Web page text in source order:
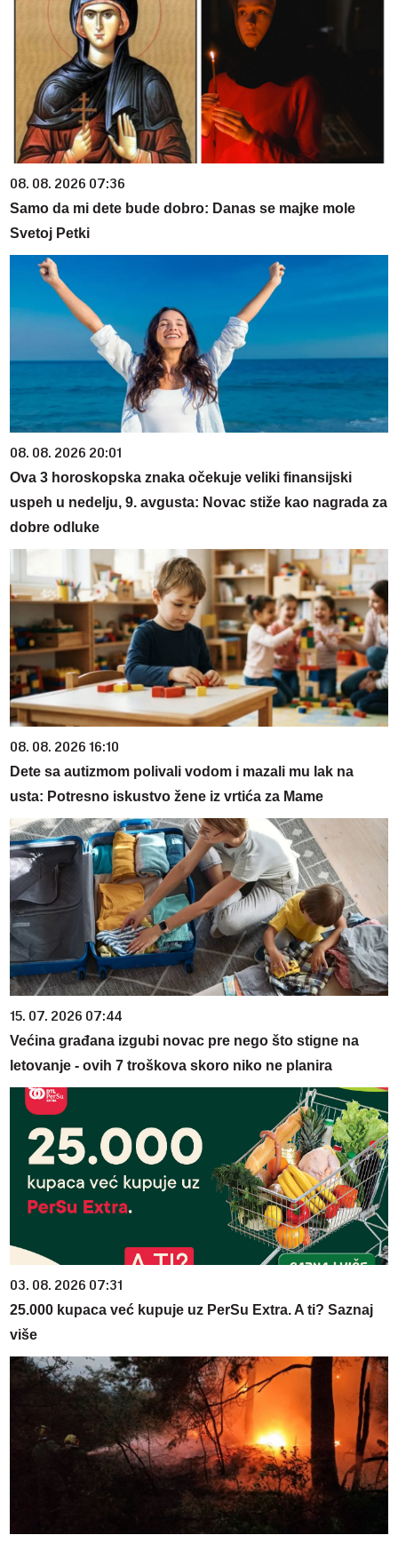
08. 08. 2026 07:36
Samo da mi dete bude dobro: Danas se majke mole
Svetoj Petki
08. 08. 2026 20:01
Ova 3 horoskopska znaka očekuje veliki finansijski
uspeh u nedelju, 9. avgusta: Novac stiže kao nagrada za
dobre odluke
08. 08. 2026 16:10
Dete sa autizmom polivali vodom i mazali mu lak na
usta: Potresno iskustvo žene iz vrtića za Mame
15. 07. 2026 07:44
Većina građana izgubi novac pre nego što stigne na
letovanje - ovih 7 troškova skoro niko ne planira
03. 08. 2026 07:31
25.000 kupaca već kupuje uz PerSu Extra. A ti? Saznaj
više